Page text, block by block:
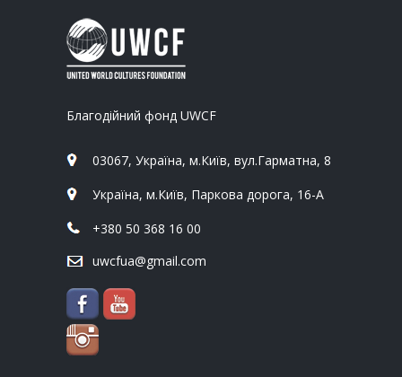
Благодійний фонд UWCF
03067, Україна, м.Київ, вул.Гарматна, 8
Україна, м.Київ, Паркова дорога, 16-А
+380 50 368 16 00
uwcfua@gmail.com